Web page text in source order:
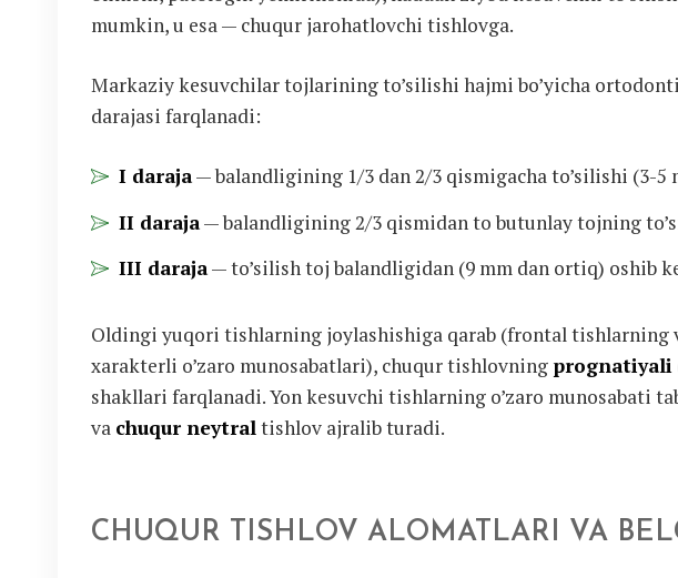
mumkin, u esa — chuqur jarohatlovchi tishlovga.
Markaziy kesuvchilar tojlarining to’silishi hajmi bo’yicha
darajasi farqlanadi:
I daraja— balandligining 1/3 dan 2/3 qismigacha to’silishi (3-5
II daraja— balandligining 2/3 qismidan to butunlay tojning
III daraja— to’silish toj balandligidan (9 mm dan ortiq) oshib
Oldingi yuqori tishlarning joylashishiga qarab (frontal tishlarning
xarakterli o’zaro munosabatlari), chuqur tishlovning prognatiyali
shakllari farqlanadi. Yon kesuvchi tishlarning o’zaro munosabati
va chuqur neytral tishlov ajralib turadi.
CHUQUR TISHLOV ALOMATLARI VA